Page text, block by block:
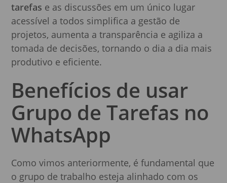
tarefas e as discussões em um único lugar
acessível a todos simplifica a gestão de
projetos, aumenta a transparência e agiliza a
tomada de decisões, tornando o dia a dia mais
produtivo e eficiente.
Benefícios de usar
Grupo de Tarefas no
WhatsApp
Como vimos anteriormente, é fundamental que
o grupo de trabalho esteja alinhado com os